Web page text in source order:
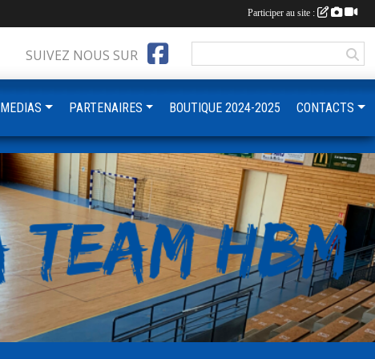
SUIVEZ NOUS SUR
MEDIAS PARTENAIRES BOUTIQUE 2024-2025 CONTACTS
Participer au site :